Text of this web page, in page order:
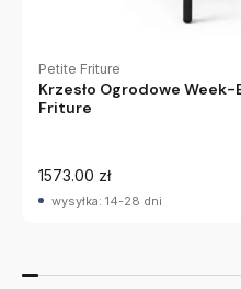
Petite Friture
Krzesło Ogrodowe
Friture
1573.00 zł
wysyłka: 14-28 dni